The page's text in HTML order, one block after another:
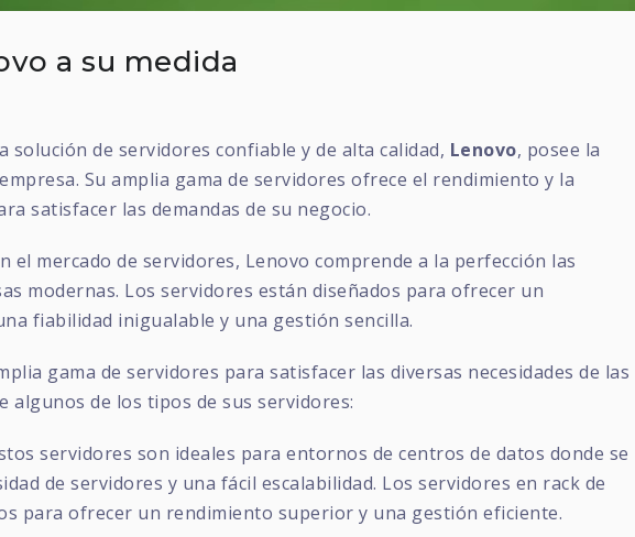
a su medida
solución de servidores confiable y de alta calidad, Lenovo, posee la
Su amplia gama de servidores ofrece el rendimiento y la
satisfacer las demandas de su negocio.
el mercado de servidores, Lenovo comprende a la perfección las
modernas. Los servidores están diseñados para ofrecer un
fiabilidad inigualable y una gestión sencilla.
gama de servidores para satisfacer las diversas necesidades de las
algunos de los tipos de sus servidores:
servidores son ideales para entornos de centros de datos donde se
de servidores y una fácil escalabilidad. Los servidores en rack de
para ofrecer un rendimiento superior y una gestión eficiente.